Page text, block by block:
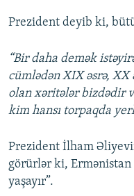
Prezident deyib ki,
“Bir daha demək
cümlədən XIX əsrə, XX
olan xəritələr bizdədir
kim hansı torpaqda
Prezident İlham
görürlər ki,
yaşayır”.